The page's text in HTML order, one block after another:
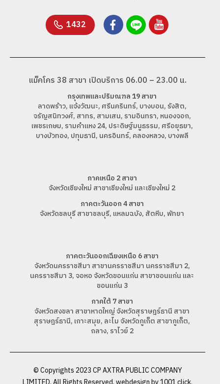
1432
แม็คโคร 38 สาขา เปิดบริการ 06.00 – 23.00 น.
กรุงเทพและปริมณฑล 19 สาขา
ลาดพร้าว, แจ้งวัฒนะ, ศรีนครินทร์, บางบอน, รังสิต,
จรัญสนิทวงศ์, สาทร, สามเสน, รามอินทรา, หนองจอก,
เพชรเกษม, รามคำแหง 24, ประดิษฐ์มนูธรรม, ศรีอยุธยา,
บางบัวทอง, ปทุมธานี, นครอินทร์, คลองหลวง, บางพลี
ภาคเหนือ 2 สาขา
จังหวัดเชียงใหม่ สาขาเชียงใหม่ และเชียงใหม่ 2
ภาคตะวันออก 4 สาขา
จังหวัดชลบุรี สาขาชลบุรี, แหลมฉบัง, สัตหีบ, พัทยา
ภาคตะวันออกเฉียงเหนือ 6 สาขา
จังหวัดนครราชสีมา สาขานครราชสีมา นครราชสีมา 2,
นครราชสีมา 3, จอหอ จังหวัดขอนแก่น สาขาขอนแก่น และ
ขอนแก่น 3
ภาคใต้ 7 สาขา
จังหวัดสงขลา สาขาหาดใหญ่ จังหวัดสุราษฎร์ธานี สาขา
สุราษฎร์ธานี, เกาะสมุย, ละไม จังหวัดภูเก็ต สาขาภูเก็ต,
ถลาง, ราไวย์ 2
© Copyrights 2023 CP AXTRA PUBLIC COMPANY